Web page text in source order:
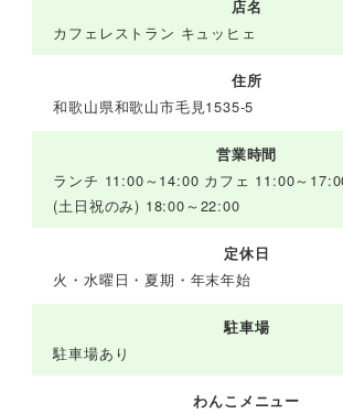
店名
カフェレストラン キュッヒェ
住所
和歌山県和歌山市毛見1535-5
営業時間
ランチ 11:00～14:00 カフェ 11:00～
(土日祝のみ) 18:00～22:00
定休日
火・水曜日・夏期・年末年始
駐車場
駐車場あり
わんこメニュー